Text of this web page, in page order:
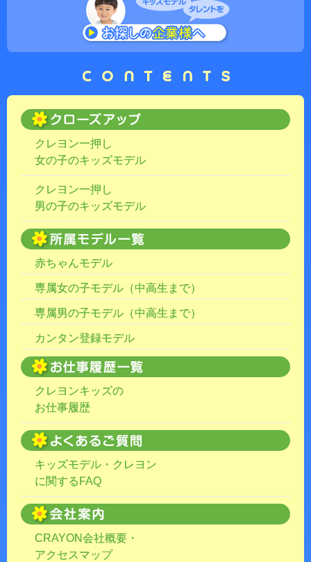
クレヨン一押し
女の子のキッズモデル
クレヨン一押し
男の子のキッズモデル
赤ちゃんモデル
専属女の子モデル（中高生まで）
専属男の子モデル（中高生まで）
カンタン登録モデル
クレヨンキッズの
お仕事履歴
キッズモデル・クレヨン
に関するFAQ
CRAYON会社概要・
アクセスマップ